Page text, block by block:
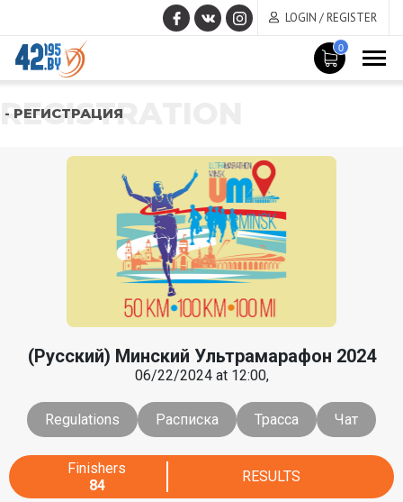
LOGIN / REGISTER
0
REGISTRATION
- РЕГИСТРАЦИЯ
(Русский) Минский Ультрамарафон 2024
06/22/2024 at 12:00,
Regulations Расписка Трасса Чат
Finishers
84
RESULTS